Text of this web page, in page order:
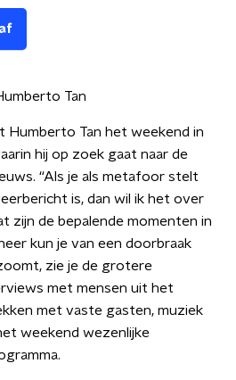
Tan
Humberto Tan het weekend in
hij op zoek gaat naar de
“Als je als metafoor stelt
is, dan wil ik het over
zijn de bepalende momenten in
kun je van een doorbraak
zie je de grotere
met mensen uit het
met vaste gasten, muziek
weekend wezenlijke